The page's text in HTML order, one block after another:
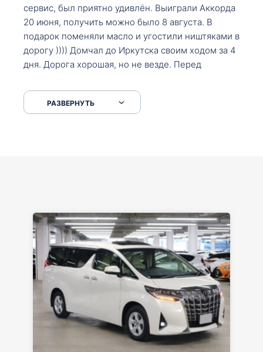
сервис, был приятно удивлён. Выиграли Аккорда
20 июня, получить можно было 8 августа. В
подарок поменяли масло и угостили ништяками в
дорогу )))) Домчал до Иркутска своим ходом за 4
дня. Дорога хорошая, но не везде. Перед
серпантинах по пути следования.
РАЗВЕРНУТЬ